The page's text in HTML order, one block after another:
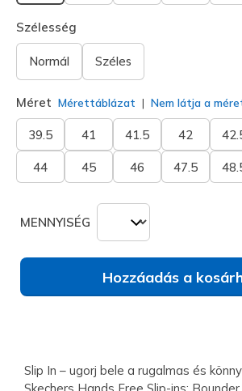
kiválasztva
Szélesség
Normál Széles
Méret Mérettáblázat Nem látja a
39.5 41 41.5 42
44 45 46 47.5
MENNYISÉG
Hozzáadás a
Slip In – ugorj bele a rugalmas és